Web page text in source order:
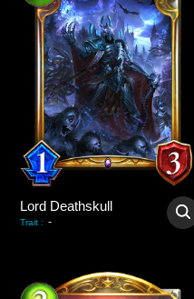
Lord Deathskull
Trait : -